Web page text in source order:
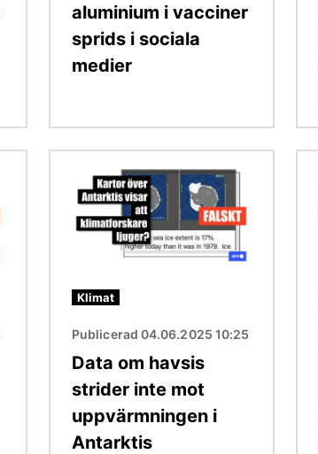
aluminium i vacciner
sprids i sociala
medier
Klimat
Publicerad 04.06.2025 10:25
Data om havsis
strider inte mot
uppvärmningen i
Antarktis